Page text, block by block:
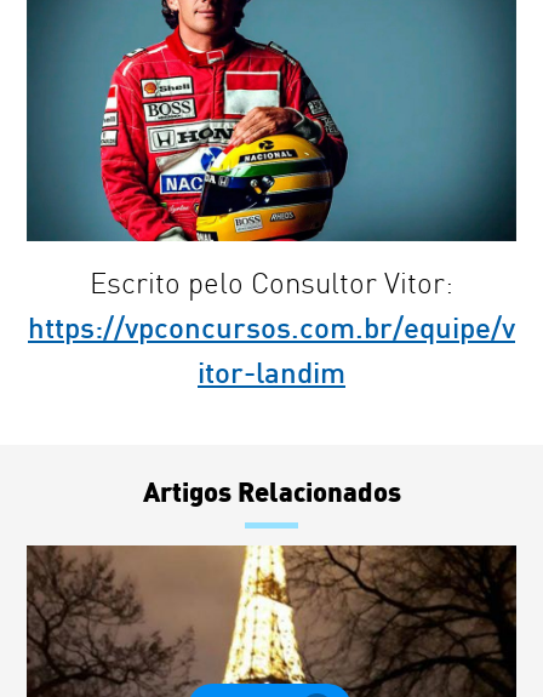
Escrito pelo Consultor Vitor:
https://vpconcursos.com.br/equipe/v
itor-landim
Artigos Relacionados